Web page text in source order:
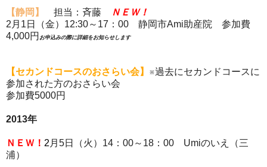
【静岡】 担当：斉藤
ＮＥＷ！
2月1日（金）12:30～17：00 静岡市Ami助産院 参加費
4,000円 お申込みの際に詳細をお知らせします
【セカンドコースのおさらい会】 ※過去にセカンドコースに
参加された方のおさらい会
参加費5000円
2013年
ＮＥＷ！ 2 月5日（火）14：00～18：00 Umiのいえ（三
浦）